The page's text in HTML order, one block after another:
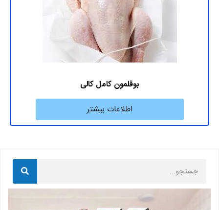
بوقلمون کامل کالی
اطلاعات بیشتر